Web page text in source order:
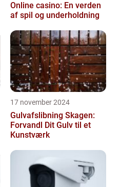
Online casino: En verden
af spil og underholdning
17 november 2024
Gulvafslibning Skagen:
Forvandl Dit Gulv til et
Kunstværk